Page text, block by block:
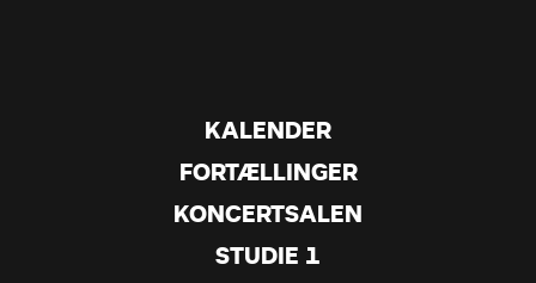
KALENDER
FORTÆLLINGER
KONCERTSALEN
STUDIE 1